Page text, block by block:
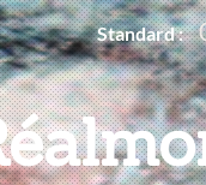
Standard :